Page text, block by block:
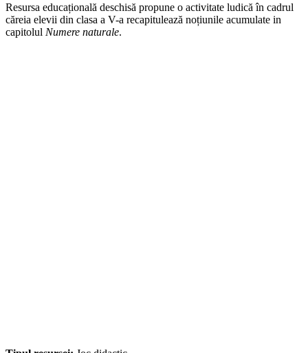
Resursa educațională deschisă propune o activitate ludică în cadrul
căreia elevii din clasa a V-a recapitulează noțiunile acumulate in
capitolul Numere naturale.